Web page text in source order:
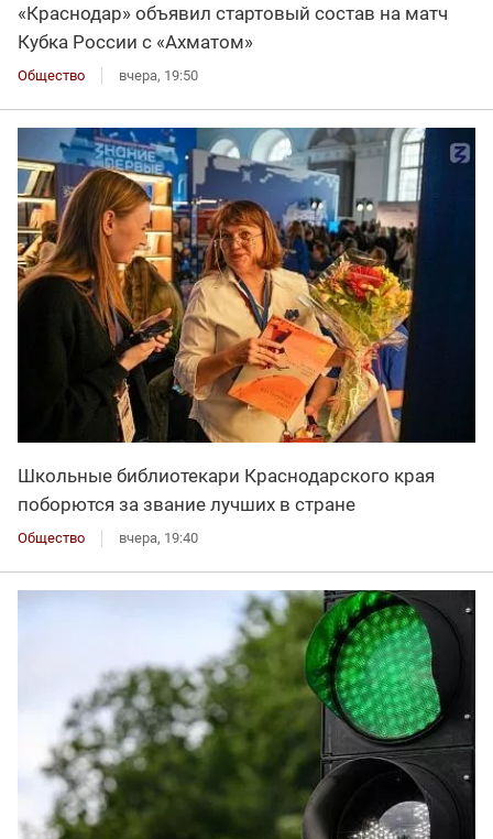
«Краснодар» объявил стартовый состав на матч
Кубка России с «Ахматом»
Общество вчера, 19:50
Школьные библиотекари Краснодарского края
поборются за звание лучших в стране
Общество вчера, 19:40